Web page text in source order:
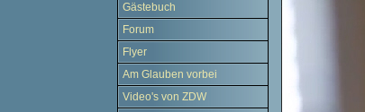
Gästebuch
Forum
Flyer
Am Glauben vorbei
Video's von ZDW